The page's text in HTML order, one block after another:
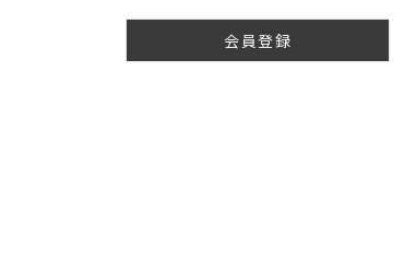
インテリア
会員登録